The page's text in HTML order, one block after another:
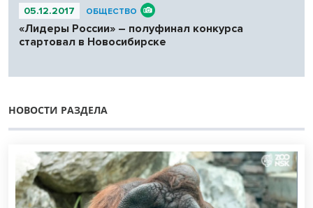
05.12.2017 ОБЩЕСТВО
«Лидеры России» – полуфинал конкурса
стартовал в Новосибирске
НОВОСТИ РАЗДЕЛА